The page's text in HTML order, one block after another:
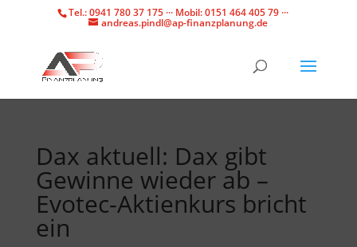
Tel.: 0941 780 37 175 ··· Mobil: 0151 464 405 79 ···
andreas.pindl@ap-finanzplanung.de
Dax aktuell: Dax gibt
Gewinne wieder ab –
Evotec-Aktienkurs bricht
ein